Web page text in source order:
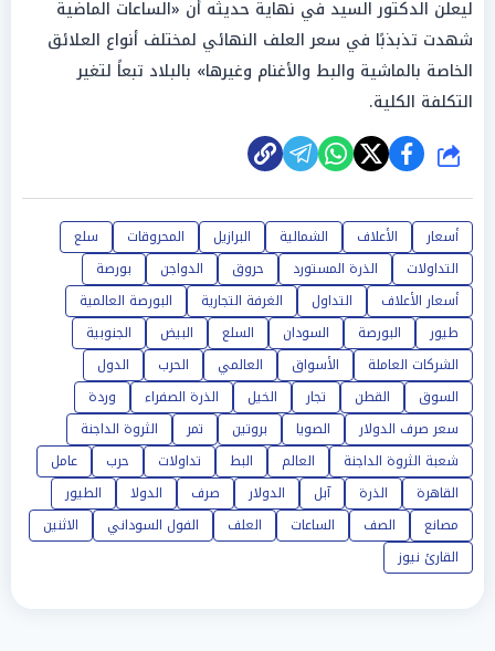
ليعلن الدكتور السيد في نهاية حديثه أن «الساعات الماضية
شهدت تذبذبًا في سعر العلف النهائي لمختلف أنواع العلائق
الخاصة بالماشية والبط والأغنام وغيرها» بالبلاد تبعاً لتغير
التكلفة الكلية.
شارك
أسعار الأعلاف الشمالية البرازيل المحروقات
سلع
التداولات
الذرة المستورد حروق الدواجن
بورصة
أسعار الأعلاف
التداول الغرفة التجارية
البورصة العالمية
طيور
البورصة السودان السلع البيض
الجنوبية
الشركات العاملة
الأسواق العالمي الحرب
الدول
السوق
القطن تجار الخيل الذرة الصفراء
وردة
سعر صرف الدولار
الصويا بروتين تمر
الثروة الداجنة
شعبة الثروة الداجنة
العالم البط تداولات حرب
عامل
القاهرة
الذرة آبل الدولار صرف الدولا
الطيور
مصانع
الصف الساعات العلف الفول السوداني
الاثنين
القارئ نيوز